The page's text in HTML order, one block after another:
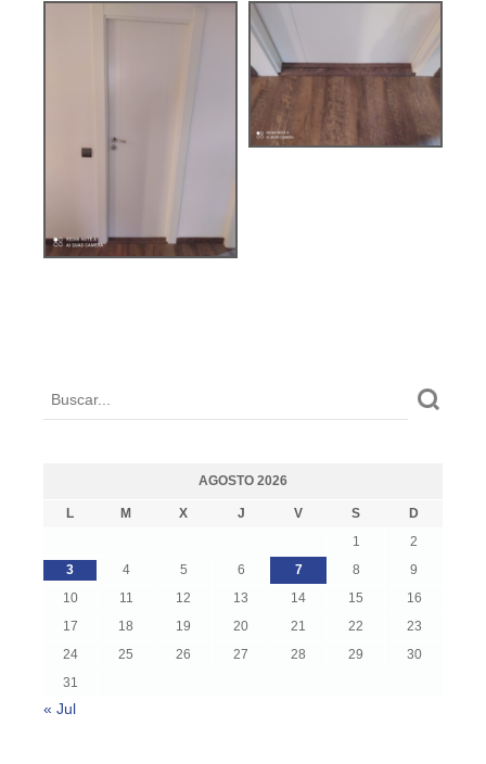
AGOSTO 2026
L M X J V S
D
1
2
3
4 5 6 7 8
9
10
11 12 13 14 15
16
17
18 19 20 21 22
23
24
25 26 27 28 29
30
31
« Jul